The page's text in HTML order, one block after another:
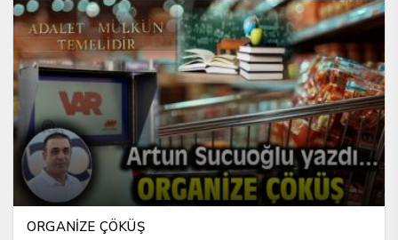
ORGANİZE ÇÖKÜŞ